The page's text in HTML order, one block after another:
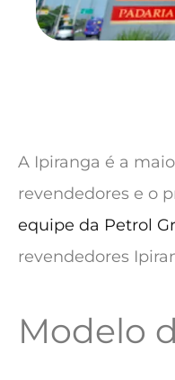
A Ipiranga é a
revendedores e o
equipe da Petrol
revendedores
Modelo